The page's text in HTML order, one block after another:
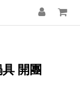
開團